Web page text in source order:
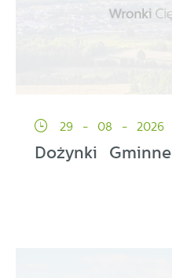
29 - 08 - 2026
Dożynki Gminne